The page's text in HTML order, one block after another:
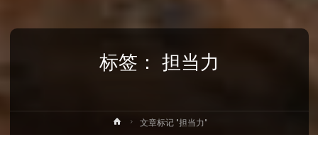
标签： 担当力
首
页
文章标记 "担当力"